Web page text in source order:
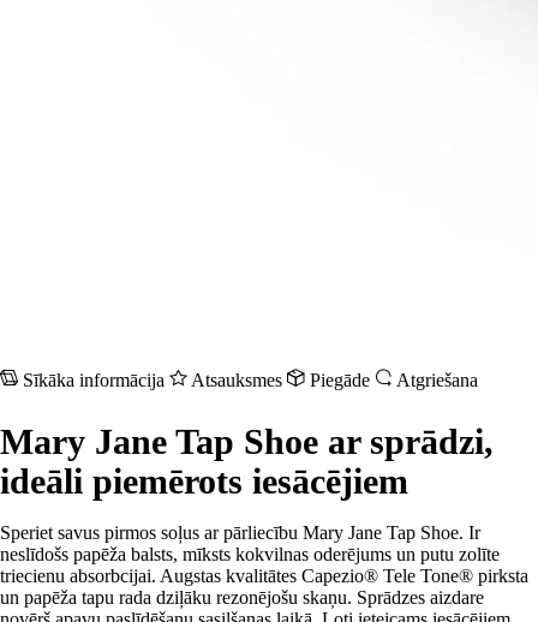
ideāli piemērots iesācējiem
Speriet savus pirmos soļus ar pārliecību Mary Jane Tap Shoe. Ir
neslīdošs papēža balsts, mīksts kokvilnas oderējums un putu zolīte
triecienu absorbcijai. Augstas kvalitātes Capezio® Tele Tone® pirksta
un papēža tapu rada dziļāku rezonējošu skaņu. Sprādzes aizdare
novērš apavu paslīdēšanu sasilšanas laikā. Ļoti ieteicams iesācējiem
taperiem.